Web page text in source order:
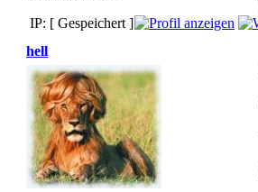
IP: [ Gespeichert ]
hell